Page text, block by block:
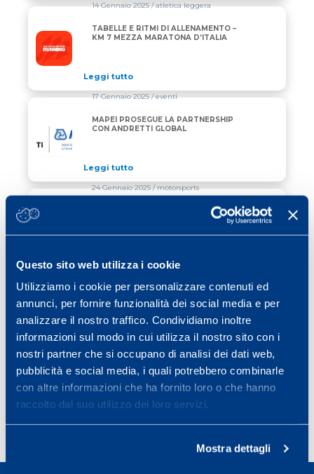
Questo sito web utilizza i cookie
Utilizziamo i cookie per personalizzare contenuti ed
annunci, per fornire funzionalità dei social media e per
analizzare il nostro traffico. Condividiamo inoltre
informazioni sul modo in cui utilizza il nostro sito con i
nostri partner che si occupano di analisi dei dati web,
pubblicità e social media, i quali potrebbero combinarle
con altre informazioni che ha fornito loro o che hanno
raccolto dal suo utilizzo dei loro servizi.
Mostra dettagli
TABELLE E RITMI DI ALLENAMENTO – KM 7 MEZZA
14 Gennaio 2025/ atletica leggera
TABELLE E RITMI DI ALLENAMENTO –
KM 7 MEZZA MARATONA D’ITALIA
Leggi tutto
MAPEI PROSEGUE LA PARTNERSHIP CON
17 Gennaio 2025/ eventi
MAPEI PROSEGUE LA PARTNERSHIP
CON ANDRETTI GLOBAL
Leggi tutto
MAPEI E RACHELE SOMASCHINI: UNA
24 Gennaio 2025/ motorsports
MAPEI E RACHELE SOMASCHINI: UNA
PARTNERSHIP “MONDIALE” PER IL 2025
Leggi tutto
COME GESTIRE I DOMS – KM 9 MEZZA MARATONA
COME GESTIRE I DOMS – KM 9 MEZZA
Leggi tutto
Previous page
Page Page Page
32